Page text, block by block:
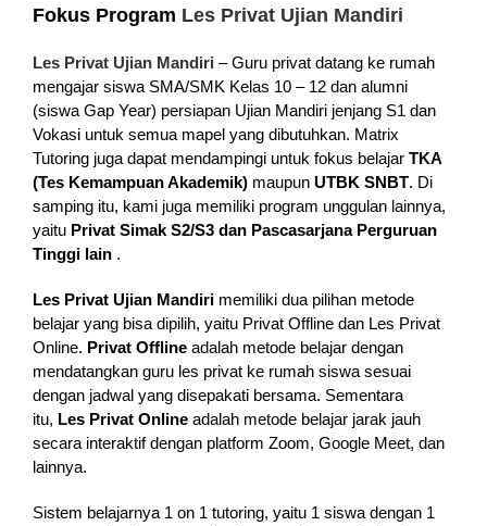
Fokus Program Les Privat Ujian Mandiri
Les Privat Ujian Mandiri – Guru privat datang ke rumah
mengajar siswa SMA/SMK Kelas 10 – 12 dan alumni
(siswa Gap Year) persiapan Ujian Mandiri jenjang S1 dan
Vokasi untuk semua mapel yang dibutuhkan. Matrix
Tutoring juga dapat mendampingi untuk fokus belajar TKA
(Tes Kemampuan Akademik) maupun UTBK SNBT. Di
samping itu, kami juga memiliki program unggulan lainnya,
yaitu Privat Simak S2/S3 dan Pascasarjana Perguruan
Tinggi lain .
Les Privat Ujian Mandiri memiliki dua pilihan metode
belajar yang bisa dipilih, yaitu Privat Offline dan Les Privat
Online. Privat Offlineadalah metode belajar dengan
mendatangkan guru les privat ke rumah siswa sesuai
dengan jadwal yang disepakati bersama. Sementara
itu, Les Privat Onlineadalah metode belajar jarak jauh
secara interaktif dengan platform Zoom, Google Meet, dan
lainnya.
Sistem belajarnya 1 on 1 tutoring, yaitu 1 siswa dengan 1